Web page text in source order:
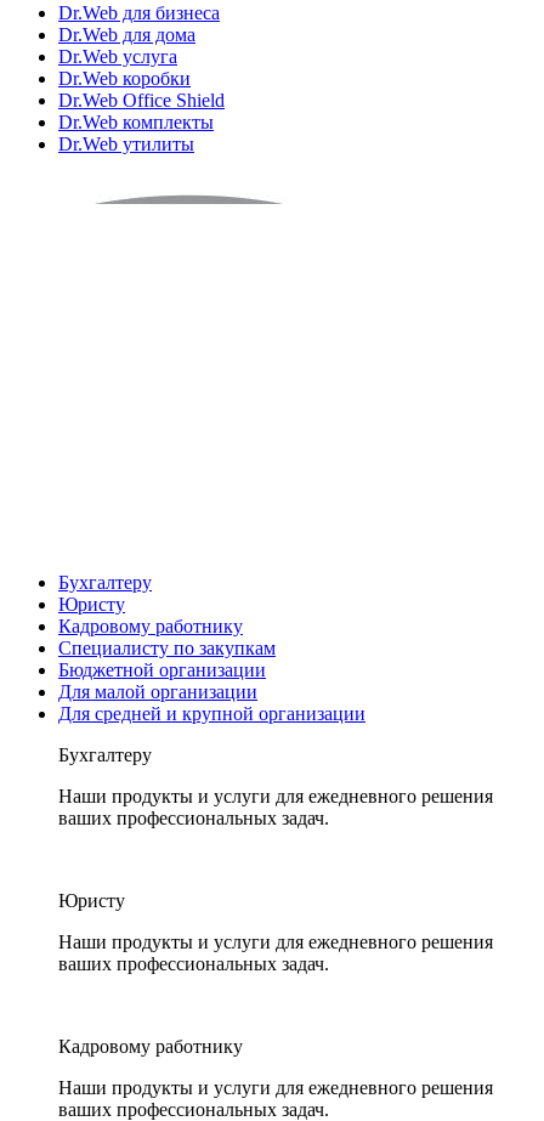
Dr.Web для бизнеса
Dr.Web для дома
Dr.Web услуга
Dr.Web коробки
Dr.Web Office Shield
Dr.Web комплекты
Dr.Web утилиты
Бухгалтеру
Юристу
Кадровому работнику
Специалисту по закупкам
Бюджетной организации
Для малой организации
Для средней и крупной организации
Бухгалтеру
Наши продукты и услуги для ежедневного решения
ваших профессиональных задач.
Юристу
Наши продукты и услуги для ежедневного решения
ваших профессиональных задач.
Кадровому работнику
Наши продукты и услуги для ежедневного решения
ваших профессиональных задач.